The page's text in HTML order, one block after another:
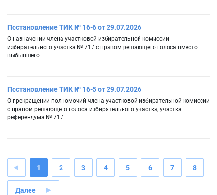
Постановление ТИК № 16-6 от 29.07.2026
О назначении члена участковой избирательной комиссии
избирательного участка № 717 с правом решающего голоса вместо
выбывшего
Постановление ТИК № 16-5 от 29.07.2026
О прекращении полномочий члена участковой избирательной комиссии
с правом решающего голоса избирательного участка, участка
референдума № 717
1 2 3 4 5 6 7 8
Далее